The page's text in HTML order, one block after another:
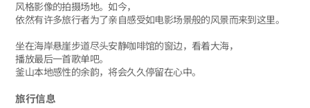
风格影像的拍摄场地。如今，
依然有许多旅行者为了亲自感受如电影场景般的风景而来到这里。
坐在海岸悬崖步道尽头安静咖啡馆的窗边，看着大海，
播放最后一首歌单吧。
釜山本地感性的余韵，将会久久停留在心中。
旅行信息